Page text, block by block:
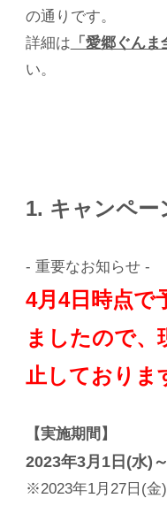
の通りです。
詳細は 「愛郷ぐんま
い。
1. キャンペー
- 重要なお知らせ -
4月4日時点で
ましたので、
止しておりま
【実施期間】
2023年3月1日(水)
※2023年1月27日(金